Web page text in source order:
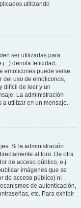
utilizando
ser utilizadas para
:) denota felicidad,
emoticones puede verse
del uso de emoticonos,
difícil de leer y un
La administración
a utilizar en un mensaje.
Si la administración
al foro. De otra
de acceso público, e.j.
imágenes que se
de acceso público) ni
de autenticación,
etc. Para exhibir